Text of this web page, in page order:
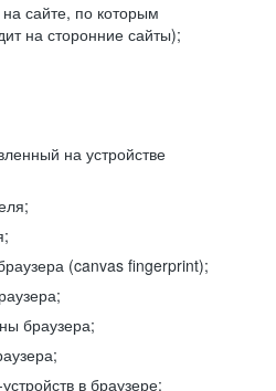
сайте, по которым
на сторонние сайты);
на устройстве
(canvas fingerprint);
браузера;
в браузере;